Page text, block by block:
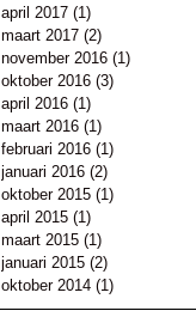
april 2017 (1)
maart 2017 (2)
november 2016 (1)
oktober 2016 (3)
april 2016 (1)
maart 2016 (1)
februari 2016 (1)
januari 2016 (2)
oktober 2015 (1)
april 2015 (1)
maart 2015 (1)
januari 2015 (2)
oktober 2014 (1)